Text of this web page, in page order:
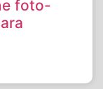
foto-